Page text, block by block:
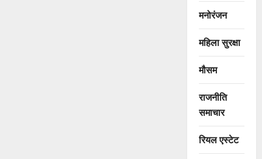
मनोरंजन
महिला सुरक्षा
मौसम
राजनीति
समाचार
रियल एस्टेट